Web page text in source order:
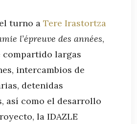
turno a Tere Irastortza
l’épreuve des années,
compartido largas
intercambios de
detenidas
así como el desarrollo
la IDAZLE